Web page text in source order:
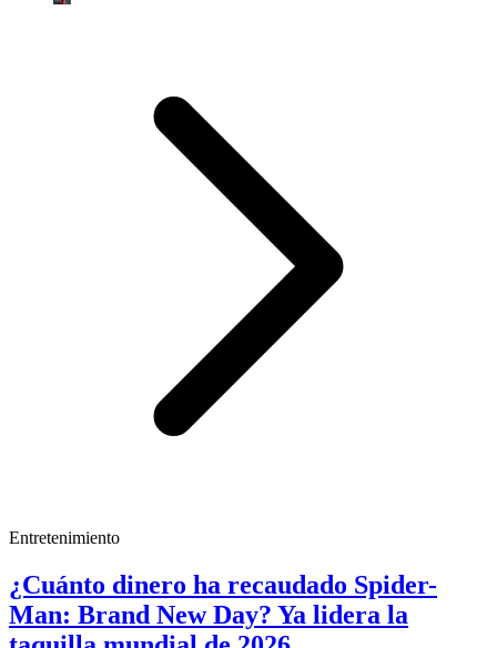
Entretenimiento
¿Cuánto dinero ha recaudado Spider-
Man: Brand New Day? Ya lidera la